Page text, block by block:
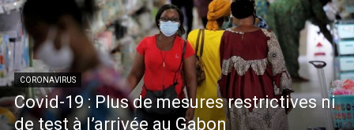
CORONAVIRUS
Covid-19 : Plus de mesures restrictives ni
de test à l’arrivée au Gabon